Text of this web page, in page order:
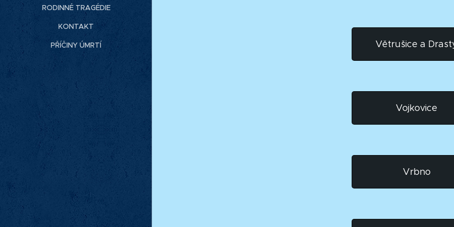
RODINNÉ TRAGÉDIE
KONTAKT
PŘÍČINY ÚMRTÍ Větrušice a
Vojkovice
Vrbno